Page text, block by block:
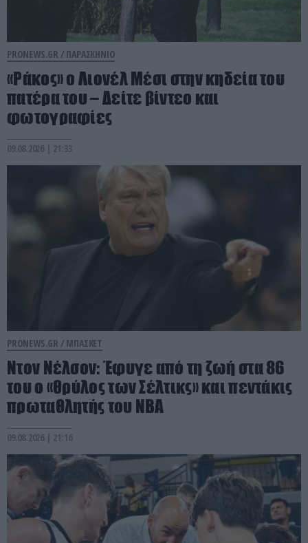
PRONEWS.GR / ΠΑΡΑΣΚΗΝΙΟ
«Ράκος» ο Λιονέλ Μέσι στην κηδεία του
πατέρα του – Δείτε βίντεο και
φωτογραφίες
09.08.2026 | 21:33
PRONEWS.GR / ΜΠΑΣΚΕΤ
Ντον Νέλσον: Έφυγε από τη ζωή στα 86
του ο «θρύλος των Σέλτικς» και πεντάκις
πρωταθλητής του NBA
09.08.2026 | 21:16